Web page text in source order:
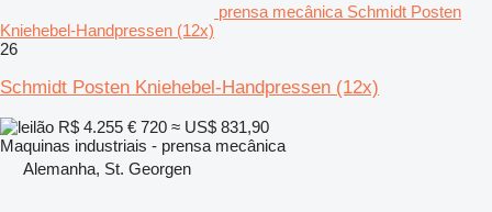
prensa mecânica Schmidt Posten
Kniehebel-Handpressen (12x)
26
Schmidt Posten Kniehebel-Handpressen (12x)
R$ 4.255 € 720 ≈ US$ 831,90
Maquinas industriais - prensa mecânica
Alemanha, St. Georgen